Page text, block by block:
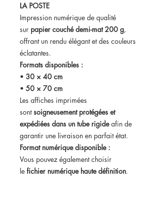
LA POSTE
Impression numérique de qualité
sur papier couché demi-mat 200 g,
offrant un rendu élégant et des couleurs
éclatantes.
Formats disponibles :
• 30 × 40 cm
• 50 × 70 cm
Les affiches imprimées
sontsoigneusement protégées et
expédiées dans un tube rigideafin de
garantir une livraison en parfait état.
Format numérique disponible :
Vous pouvez également choisir
le fichier numérique haute définition.